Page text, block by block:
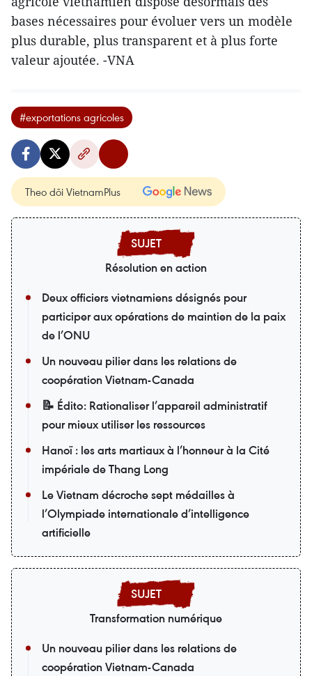
bases nécessaires pour évoluer vers un modèle
plus durable, plus transparent et à plus forte
valeur ajoutée. -VNA
#exportations agricoles
Theo dõi VietnamPlus
Résolution en action
Deux officiers vietnamiens désignés pour
participer aux opérations de maintien de la paix
de l’ONU
Un nouveau pilier dans les relations de
coopération Vietnam-Canada
📝 Édito: Rationaliser l’appareil administratif
pour mieux utiliser les ressources
Hanoï : les arts martiaux à l’honneur à la Cité
impériale de Thang Long
Le Vietnam décroche sept médailles à
l’Olympiade internationale d’intelligence
artificielle
Transformation numérique
Un nouveau pilier dans les relations de
coopération Vietnam-Canada